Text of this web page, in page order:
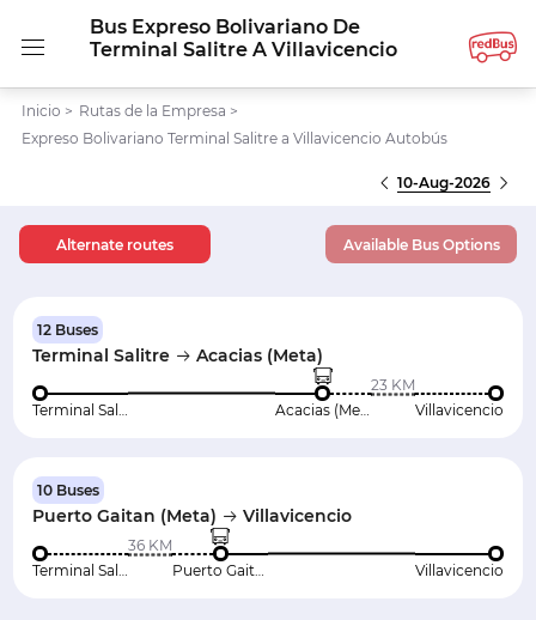
Bus Expreso Bolivariano De
Terminal Salitre A Villavicencio
Inicio > Rutas de la Empresa >
Expreso Bolivariano Terminal Salitre a Villavicencio Autobús
10-Aug-2026
Alternate routes Available Bus Options
12 Buses
Terminal Salitre Acacias (Meta)
Terminal Salitre Acacias (Meta)
23 KM
Villavicencio
10 Buses
Puerto Gaitan (Meta) Villavicencio
Terminal Salitre
36 KM
Puerto Gaitan (Meta)
Villavicencio